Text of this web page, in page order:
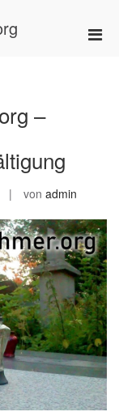
–
von admin